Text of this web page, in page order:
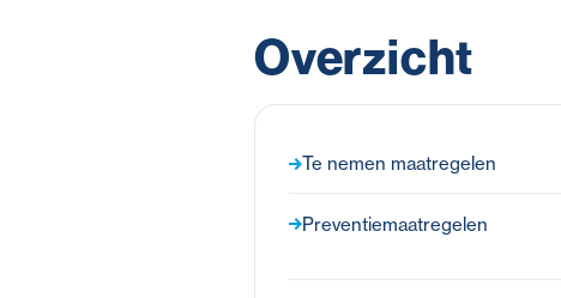
Overzicht
Te nemen maatregelen
Preventiemaatregelen